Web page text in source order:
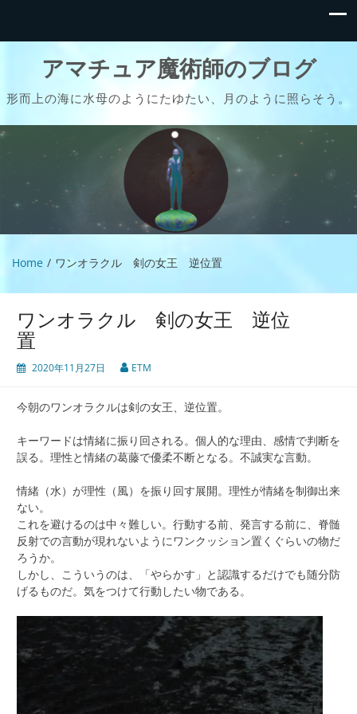
アマチュア魔術師のブログ
形而上の海に水母のようにたゆたい、月のように照らそう。
Home ワンオラクル 剣の女王 逆位置
ワンオラクル 剣の女王 逆位
置
2020年11月27日 ETM
今朝のワンオラクルは剣の女王、逆位置。
キーワードは情緒に振り回される。個人的な理由、感情で判断を
誤る。理性と情緒の葛藤で優柔不断となる。不誠実な言動。
情緒（水）が理性（風）を振り回す展開。理性が情緒を制御出来
ない。
これを避けるのは中々難しい。行動する前、発言する前に、脊髄
反射での言動が現れないようにワンクッション置くぐらいの物だ
ろうか。
しかし、こういうのは、「やらかす」と認識するだけでも随分防
げるものだ。気をつけて行動したい物である。